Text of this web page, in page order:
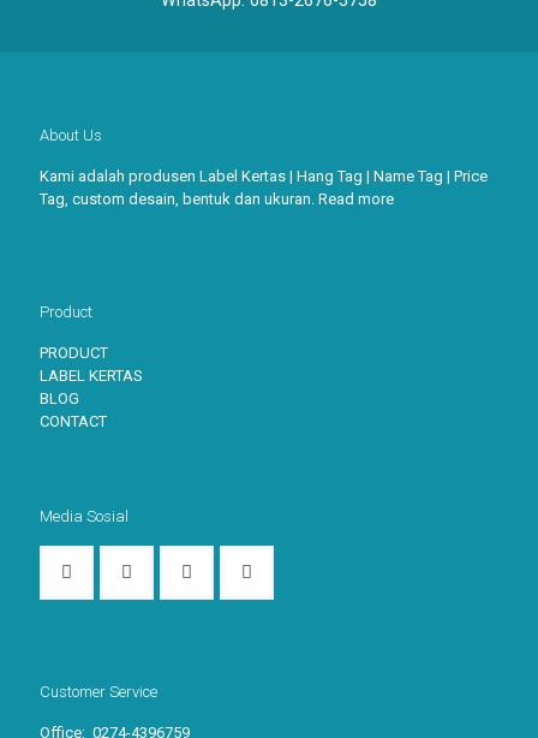
About Us
Kami adalah produsen Label Kertas | Hang Tag | Name Tag | Price
Tag, custom desain, bentuk dan ukuran. Read more
Product
PRODUCT
LABEL KERTAS
BLOG
CONTACT
Media Sosial
Customer Service
Office: 0274-4396759